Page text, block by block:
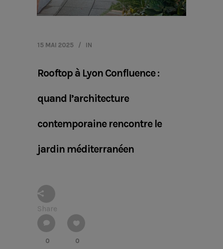
15 MAI 2025 IN
Rooftop à Lyon Confluence :
quand l’architecture
contemporaine rencontre le
jardin méditerranéen
Share
0 0